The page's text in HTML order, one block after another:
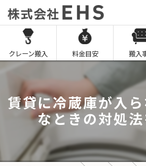
クレーン搬入 料金目安 搬入
賃貸に冷蔵庫が入
なときの対処